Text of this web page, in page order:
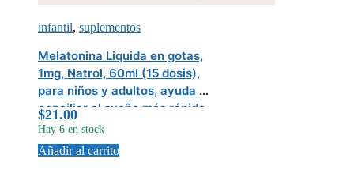
infantil, suplementos
Melatonina Liquida en gotas,
1mg, Natrol, 60ml (15 dosis),
para niños y adultos, ayuda a
conciliar el sueño más rápido,
sabor frutal
$21.00
Hay 6 en stock
Añadir al carrito